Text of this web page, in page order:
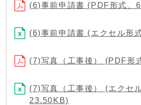
(6)事前申請書 (PDF形式、
(6)事前申請書 (エクセル形
(7)写真（工事後） (PDF形
(7)写真（工事後） (エクセ
23.50KB)